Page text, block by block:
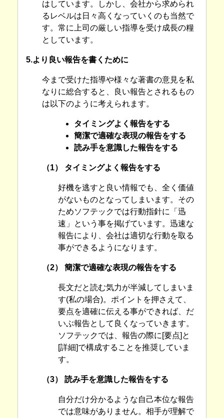
はしています。しかし、会社から求められ
るレベルは日々高くなっていくのも当然で
す。常に上司の厳しい指導を受け成長の糧
としています。
5.より良い報告を書くために
今まで受けた指導や様々な著書の意見を私
なりに総合すると、良い報告とされるもの
は以下のように考えられます。
タイミングよく報告をする
簡潔で適確な表現の報告をする
読み手を意識した報告をする
（1） タイミングよく報告をする
好機を逃すと良い情報でも、全く価値
がないものとなってしまいます。その
ためソフテックでは行動指針に「迅
速」という事を掲げています。迅速な
報告により、会社は適切な行動を取る
事ができるようになります。
（2） 簡潔で適確な表現の報告をする
長文だと読む気力が半減してしまいま
す(私の場合)。ポイントを押さえて、
要点を適確に伝える事ができれば、だ
いぶ報告として良くなっていきます。
ソフテックでは、報告の際に[要点]と
[詳細]で構成することを推奨していま
す。
（3） 読み手を意識した報告をする
自分だけ分かるような自己本位な報告
では意味がありません。相手が理解で